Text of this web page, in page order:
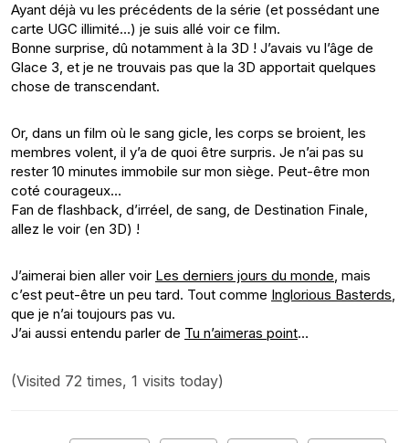
Ayant déjà vu les précédents de la série (et possédant une
carte UGC illimité…) je suis allé voir ce film.
Bonne surprise, dû notamment à la 3D ! J’avais vu l’âge de
Glace 3, et je ne trouvais pas que la 3D apportait quelques
chose de transcendant.
Or, dans un film où le sang gicle, les corps se broient, les
membres volent, il y’a de quoi être surpris. Je n’ai pas su
rester 10 minutes immobile sur mon siège. Peut-être mon
coté courageux…
Fan de flashback, d’irréel, de sang, de Destination Finale,
allez le voir (en 3D) !
J’aimerai bien aller voir Les derniers jours du monde, mais
c’est peut-être un peu tard. Tout comme Inglorious Basterds,
que je n’ai toujours pas vu.
J’ai aussi entendu parler de Tu n’aimeras point…
(Visited 72 times, 1 visits today)